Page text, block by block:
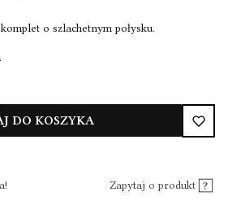
o szlachetnym połysku.
DO KOSZYKA
Zapytaj o produkt